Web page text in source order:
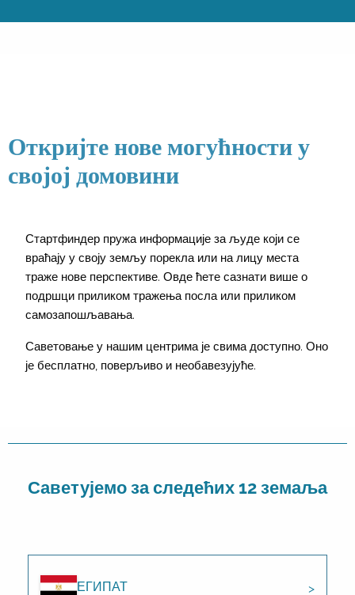
Откријте нове могућности у
својој домовини
Стартфиндер пружа информације за људе који се
враћају у своју земљу порекла или на лицу места
траже нове перспективе. Овде ћете сазнати више о
подршци приликом тражења посла или приликом
самозапошљавања.
Саветовање у нашим центрима је свима доступно. Оно
је бесплатно, поверљиво и необавезујуће.
Саветујемо за следећих 12 земаља
ЕГИПАТ